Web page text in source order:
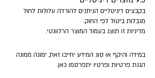
בקבצים דיגיטליים הניתנים להורדה עלולות לחול
מגבלות ביטול לפי החוק.
מדיניות זו תוצג בעמוד המוצר הרלוונטי.
במידה והיקף או סוג המידע יחייבו זאת, ימונה ממונה
הגנת פרטיות ופרטיו יתפרסמו כאן.